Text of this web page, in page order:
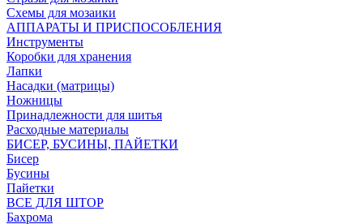
Схемы для мозаики
АППАРАТЫ И ПРИСПОСОБЛЕНИЯ
Инструменты
Коробки для хранения
Лапки
Насадки (матрицы)
Ножницы
Принадлежности для шитья
Расходные материалы
БИСЕР, БУСИНЫ, ПАЙЕТКИ
Бисер
Бусины
Пайетки
ВСЕ ДЛЯ ШТОР
Бахрома